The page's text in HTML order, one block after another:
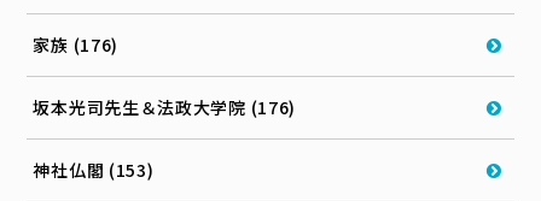
家族 (176)
坂本光司先生＆法政大学院 (176)
神社仏閣 (153)